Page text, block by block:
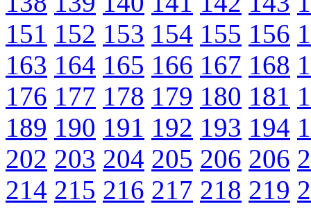
151 152 153 154 155 156
163 164 165 166 167 168
176 177 178 179 180 181
189 190 191 192 193 194
202 203 204 205 206 206
214 215 216 217 218 219